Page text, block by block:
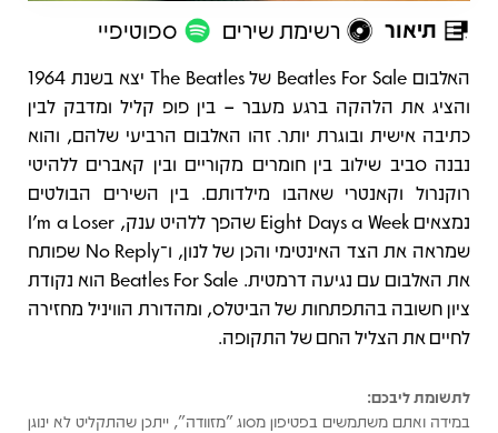
תיאור רשימת שירים ספוטיפיי
תיאור
האלבום Beatles For Sale של The Beatles יצא בשנת 1964
והציג את הלהקה ברגע מעבר – בין פופ קליל ומדבק לבין
כתיבה אישית ובוגרת יותר. זהו האלבום הרביעי שלהם, והוא
נבנה סביב שילוב בין חומרים מקוריים ובין קאברים ללהיטי
רוקנרול וקאנטרי שאהבו מילדותם. בין השירים הבולטים
נמצאים Eight Days a Week שהפך ללהיט ענק, I’m a Loser
שמראה את הצד האינטימי והכן של לנון, ו־No Reply שפותח
את האלבום עם נגיעה דרמטית. Beatles For Sale הוא נקודת
ציון חשובה בהתפתחות של הביטלס, ומהדורת הוויניל מחזירה
לחיים את הצליל החם של התקופה.
לתשומת ליבכם:
במידה ואתם משתמשים בפטיפון מסוג "מזוודה", ייתכן שהתקליט לא ינוגן